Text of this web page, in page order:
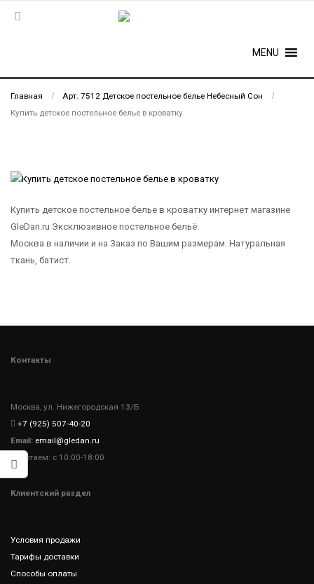
MENU
Главная
Арт. 7512 Детское постельное белье Небесный Сон
Купить детское постельное белье в кроватку
Купить детское постельное белье в кроватку интернет магазине
GleDan.ru Эксклюзивное постельное бельё.
Москва в наличии и на Заказ по Вашим размерам. Натуральная
ткань, батист.
Контакты
Москва, ул. Нижегородская 13/Б
+7 (925) 507-40-20
Email: email@gledan.ru
Работаем: с 10:00-18:00
Клиентский раздел
Условия продажи
Тарифы доставки
Способы оплаты